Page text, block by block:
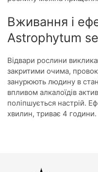
Вживання і
Astrophytum
Відвари рослини
закритими очима,
занурюють людину в стан
впливом алкалоїдів
поліпшується настрій.
хвилин, триває 4 години.